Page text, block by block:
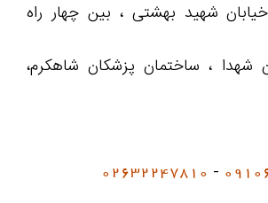
شهید بهشتی ، بین چهار راه
شهدا ، ساختمان پزشکان شاهکرم،
-
02632247810